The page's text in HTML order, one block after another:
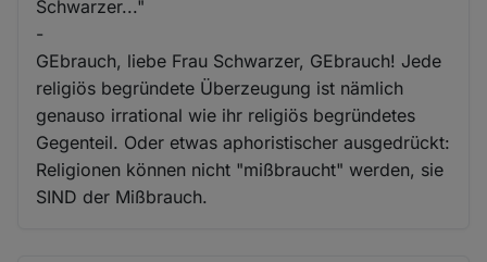
Schwarzer..."
-
GEbrauch, liebe Frau Schwarzer, GEbrauch! Jede
religiös begründete Überzeugung ist nämlich
genauso irrational wie ihr religiös begründetes
Gegenteil. Oder etwas aphoristischer ausgedrückt:
Religionen können nicht "mißbraucht" werden, sie
SIND der Mißbrauch.